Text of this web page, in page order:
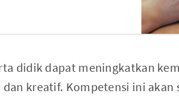
didik dapat meningkatkan
kreatif. Kompetensi ini akan